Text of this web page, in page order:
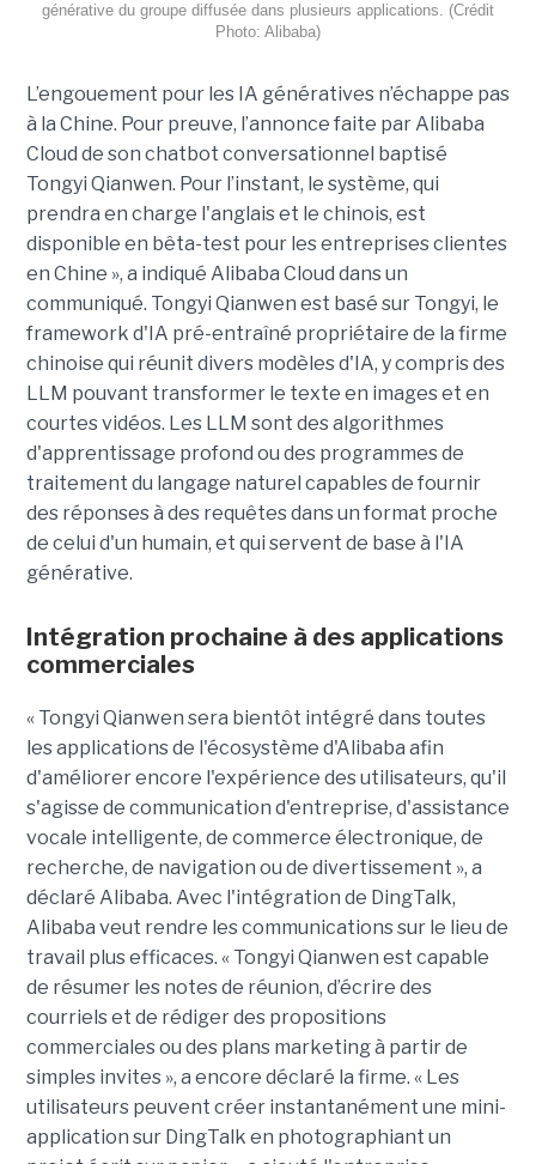
générative du groupe diffusée dans plusieurs applications. (Crédit
Photo: Alibaba)
L’engouement pour les IA génératives n’échappe pas
à la Chine. Pour preuve, l’annonce faite par Alibaba
Cloud de son chatbot conversationnel baptisé
Tongyi Qianwen. Pour l’instant, le système, qui
prendra en charge l'anglais et le chinois, est
disponible en bêta-test pour les entreprises clientes
en Chine », a indiqué Alibaba Cloud dans un
communiqué. Tongyi Qianwen est basé sur Tongyi, le
framework d'IA pré-entraîné propriétaire de la firme
chinoise qui réunit divers modèles d'IA, y compris des
LLM pouvant transformer le texte en images et en
courtes vidéos. Les LLM sont des algorithmes
d'apprentissage profond ou des programmes de
traitement du langage naturel capables de fournir
des réponses à des requêtes dans un format proche
de celui d'un humain, et qui servent de base à l'IA
générative.
Intégration prochaine à des applications
commerciales
« Tongyi Qianwen sera bientôt intégré dans toutes
les applications de l'écosystème d'Alibaba afin
d'améliorer encore l'expérience des utilisateurs, qu'il
s'agisse de communication d'entreprise, d'assistance
vocale intelligente, de commerce électronique, de
recherche, de navigation ou de divertissement », a
déclaré Alibaba. Avec l'intégration de DingTalk,
Alibaba veut rendre les communications sur le lieu de
travail plus efficaces. « Tongyi Qianwen est capable
de résumer les notes de réunion, d’écrire des
courriels et de rédiger des propositions
commerciales ou des plans marketing à partir de
simples invites », a encore déclaré la firme. « Les
utilisateurs peuvent créer instantanément une mini-
application sur DingTalk en photographiant un